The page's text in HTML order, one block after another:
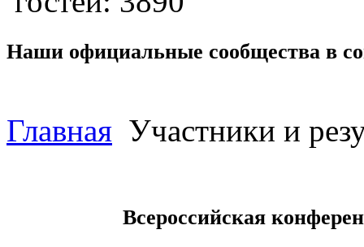
Наши официальные сообщества в
Главная Участники и
Всероссийская